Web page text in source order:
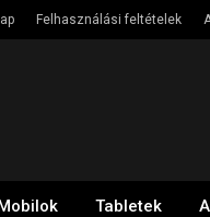
Felhasználási feltételek
Tabletek